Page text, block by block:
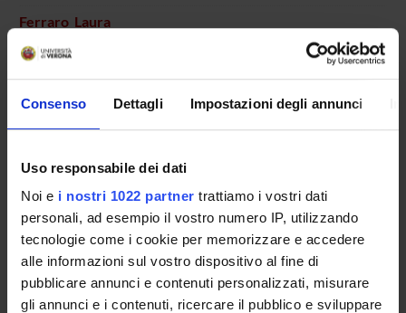
Consenso Dettagli Impostazioni degli annunci
Uso responsabile dei dati
Noi e i nostri 1022 partner trattiamo i vostri dati
personali, ad esempio il vostro numero IP, utilizzando
tecnologie come i cookie per memorizzare e accedere
alle informazioni sul vostro dispositivo al fine di
pubblicare annunci e contenuti personalizzati, misurare
gli annunci e i contenuti, ricercare il pubblico e sviluppare
Ferraro Laura
Gobbi Susanna
Specializzando
Greco Rossella
Specializzando
Grespan Elisabetta
Specializzando